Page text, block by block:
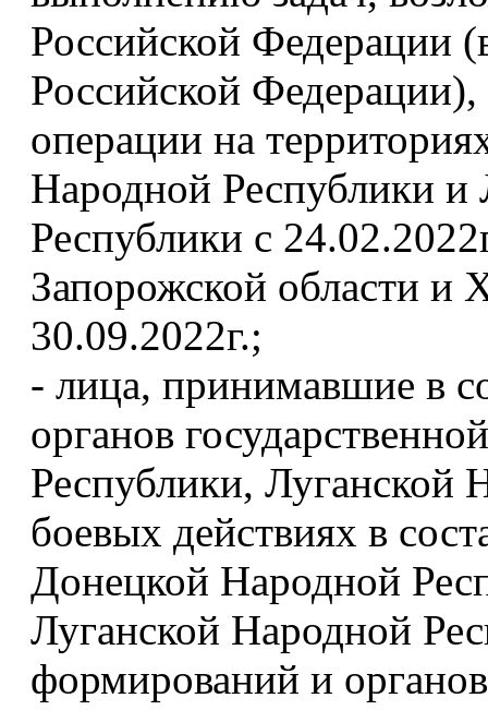
Российской Федерации
Российской
операции на
Народной Республики и
Республики с
Запорожской области и
30.09.2022г.;
- лица, принимавшие в
органов
Республики, Луганской
боевых действиях в
Донецкой Народной
Луганской Народной
формирований и